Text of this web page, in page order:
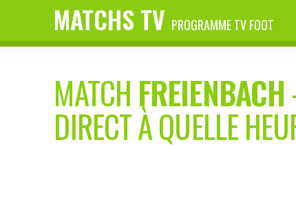
MATCHS TV PROGRAMME TV FOOT
MATCH FREIENBACH
DIRECT À QUELLE